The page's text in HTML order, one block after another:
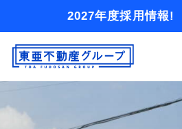
2027年度採用情報!